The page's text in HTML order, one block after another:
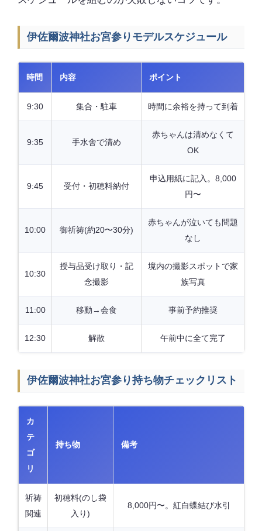
伊佐爾波神社お宮参りモデルスケジュール
時間 内容 ポイント
9:30 集合・駐車 時間に余裕を持って到着
9:35 手水舎で清め
赤ちゃんは清めなくて
OK
9:45 受付・初穂料納付
申込用紙に記入。8,000
円〜
10:00 御祈祷(約20〜30分)
赤ちゃんが泣いても問題
なし
10:30
授与品受け取り・記
念撮影
境内の撮影スポットで家
族写真
11:00 移動→会食 事前予約推奨
12:30 解散 午前中に全て完了
伊佐爾波神社お宮参り持ち物チェックリスト
カ
テ
ゴ
リ
持ち物 備考
祈祷
関連
初穂料(のし袋
入り)
8,000円〜。紅白蝶結び水引